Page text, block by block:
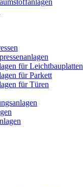
für Leichtbauplatten
für Parkett
für Türen